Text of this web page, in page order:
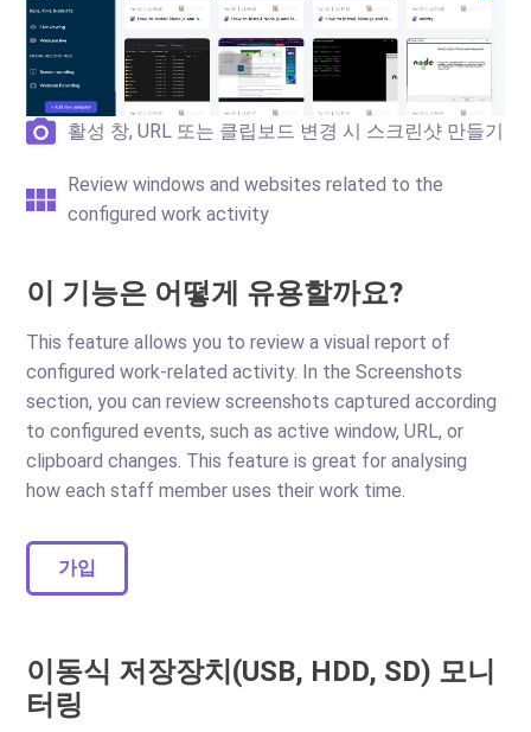
활성 창, URL 또는 클립보드 변경 시 스크린샷 만들기
Review windows and websites related to the
configured work activity
이 기능은 어떻게 유용할까요?
This feature allows you to review a visual report of
configured work-related activity. In the Screenshots
section, you can review screenshots captured according
to configured events, such as active window, URL, or
clipboard changes. This feature is great for analysing
how each staff member uses their work time.
가입
이동식 저장장치(USB, HDD, SD) 모니
터링